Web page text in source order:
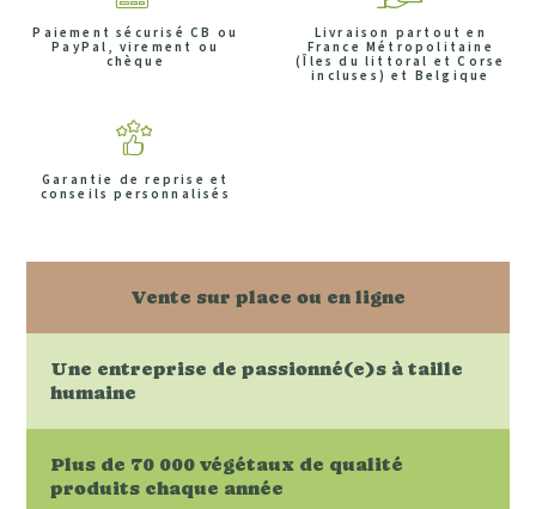
Paiement sécurisé CB ou
PayPal, virement ou
chèque
Livraison partout en
France Métropolitaine
(Îles du littoral et Corse
incluses) et Belgique
Garantie de reprise et
conseils personnalisés
Vente sur place ou en ligne
Une entreprise de passionné(e)s à taille
humaine
Plus de 70 000 végétaux de qualité
produits chaque année